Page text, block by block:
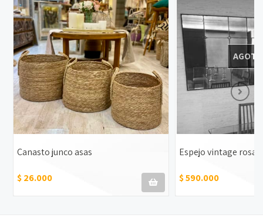
Canasto junco asas
$ 26.000
Espejo vintage rosa
$ 590.000